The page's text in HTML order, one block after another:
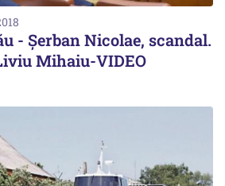
- Șerban Nicolae, scandal.
Mihaiu-VIDEO